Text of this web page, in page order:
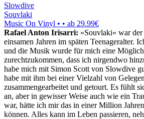
Slowdive
Souvlaki
Music On Vinyl • • ab 29.99€
Rafael Anton Irisarri: »Souvlaki« war
einsamen Jahren im späten Teenageralter.
und die Musik wurde für mich eine
zurechtzukommen, dass ich nirgendwo
habe mich mit Simon Scott von Slowdive
habe mit ihm bei einer Vielzahl von
zusammengearbeitet und getourt. Es fühlt
an, aber in gewisser Weise auch wie ein
war, hätte ich mir das in einer Million
können. Alles kann im Leben passieren,